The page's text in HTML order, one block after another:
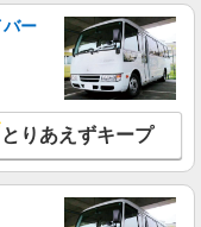
バー
とりあえずキープ